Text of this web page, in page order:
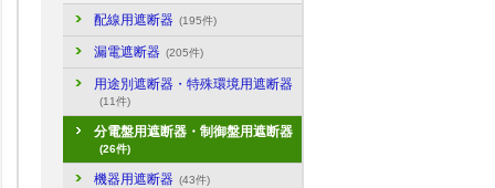
配線用遮断器 (195件)
漏電遮断器 (205件)
用途別遮断器・特殊環境用遮断器
(11件)
分電盤用遮断器・制御盤用遮断器
(26件)
機器用遮断器 (43件)